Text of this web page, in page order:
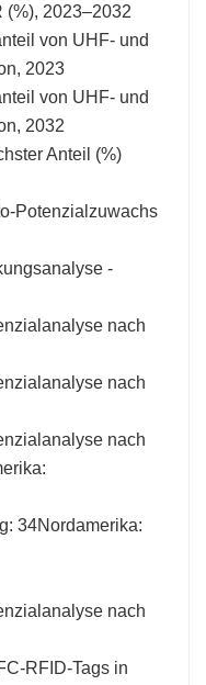
(%), 2023–2032
von UHF- und
2023
von UHF- und
2032
Anteil (%)
Potenzialzuwachs
-
nach
nach
nach
34Nordamerika:
nach
RFID-Tags in